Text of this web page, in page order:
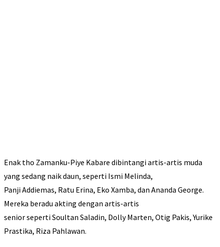
Enak tho Zamanku-Piye Kabare dibintangi artis-artis muda
yang sedang naik daun, seperti Ismi Melinda,
Panji Addiemas, Ratu Erina, Eko Xamba, dan Ananda George.
Mereka beradu akting dengan artis-artis
senior seperti Soultan Saladin, Dolly Marten, Otig Pakis, Yurike
Prastika, Riza Pahlawan.